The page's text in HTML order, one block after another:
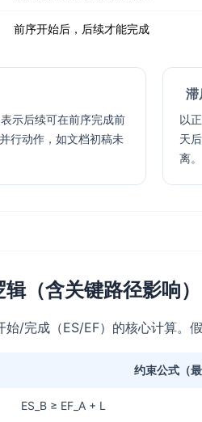
前序开始后，后续才能完成
示后续可在前序完成前
行动作，如文档初稿未
滞
以
天
离。
（含关键路径影响）
始/完成（ES/EF）的核心计算。
约束公式（最
ES_B ≥ EF_A + L